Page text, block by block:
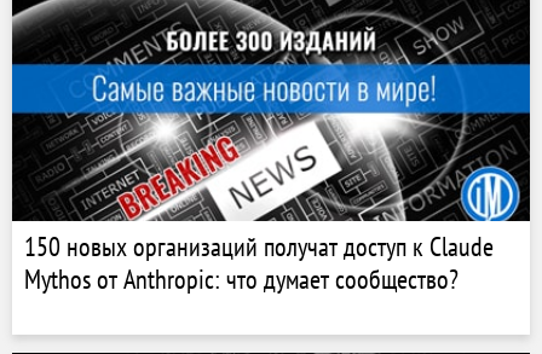
150 новых организаций получат доступ к Claude
Mythos от Anthropic: что думает сообщество?